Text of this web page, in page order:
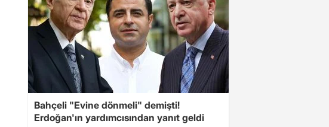
Bahçeli "Evine dönmeli" demişti!
Erdoğan'ın yardımcısından yanıt geldi